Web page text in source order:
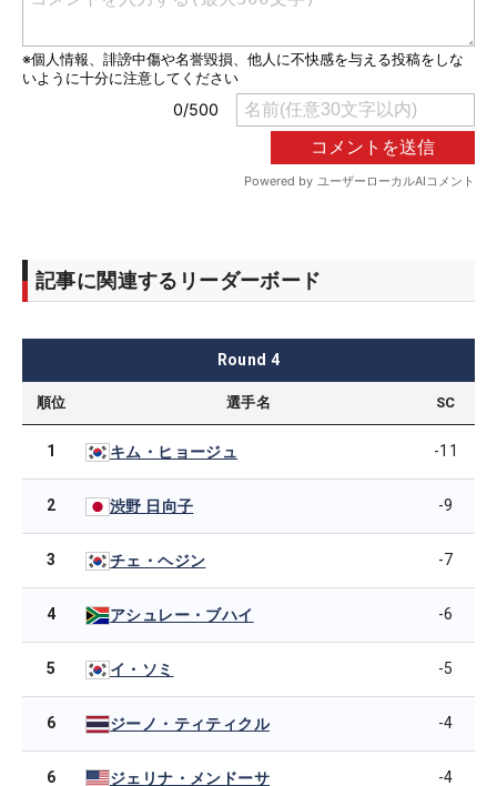
記事に関連するリーダーボード
Round 4
順位 選手名 SC
1 キム・ヒョージュ -11
2 渋野 日向子 -9
3 チェ・ヘジン -7
4 アシュレー・ブハイ -6
5 イ・ソミ -5
6 ジーノ・ティティクル -4
6 ジェリナ・メンドーサ -4